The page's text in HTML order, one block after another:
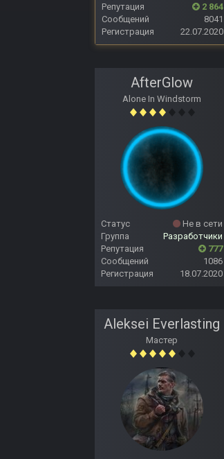
Репутация
2 864
Сообщений
8041
Регистрация
22.07.2020
AfterGlow
Alone In Windstorm
Статус
Не в сети
Группа
Разработчики
Репутация
777
Сообщений
1086
Регистрация
18.07.2020
Aleksei Everlasting
Мастер